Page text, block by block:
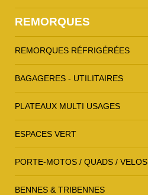
REMORQUES
REMORQUES RÉFRIGÉRÉES
BAGAGERES - UTILITAIRES
PLATEAUX MULTI USAGES
ESPACES VERT
PORTE-MOTOS / QUADS / VELOS
BENNES & TRIBENNES